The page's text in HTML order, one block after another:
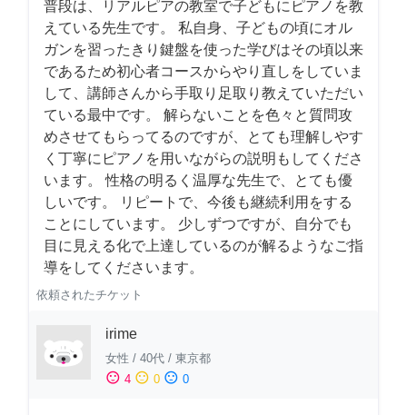
普段は、リアルピアの教室で子どもにピアノを教
えている先生です。 私自身、子どもの頃にオル
ガンを習ったきり鍵盤を使った学びはその頃以来
であるため初心者コースからやり直しをしていま
して、講師さんから手取り足取り教えていただい
ている最中です。 解らないことを色々と質問攻
めさせてもらってるのですが、とても理解しやす
く丁寧にピアノを用いながらの説明もしてくださ
います。 性格の明るく温厚な先生で、とても優
しいです。 リピートで、今後も継続利用をする
ことにしています。 少しずつですが、自分でも
目に見える化で上達しているのが解るようなご指
導をしてくださいます。
依頼されたチケット
irime
女性 / 40代 / 東京都
sentiment_satisfied 4 sentiment_neutral 0 sentiment_dissatisfied 0